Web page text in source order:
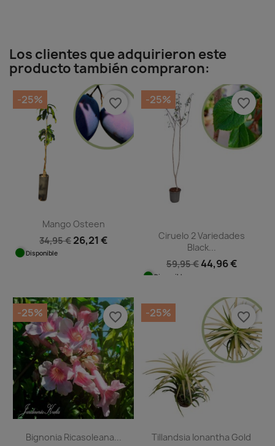
Los clientes que adquirieron este
producto también compraron:
Mango Osteen
34,95 € 26,21 €
Disponible
-25% favorite_border
Ciruelo 2 Variedades
Black...
59,95 € 44,96 €
Disponible
-25% favorite_border
Bignonia Ricasoleana...
-25% favorite_border
Tillandsia Ionantha Gold
-25% favorite_border